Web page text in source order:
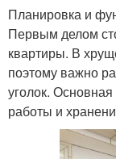
Планировка и
Первым делом
квартиры. В
поэтому важно
уголок.
работы и